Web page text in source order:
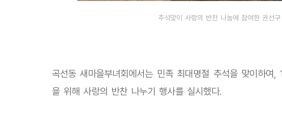
추석맞이 사랑의 반찬 나눔에 참여한 권선
곡선동 새마을부녀회에서는 민족 최대명절 추석을 맞이하
을 위해 사랑의 반찬 나누기 행사를 실시했다.